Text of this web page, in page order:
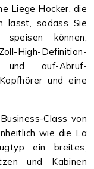
Liege Hocker, die
lässt, sodass Sie
können,
High-Definition-
und auf-Abruf-
und eine
Class von
wie die La
ein breites,
und Kabinen